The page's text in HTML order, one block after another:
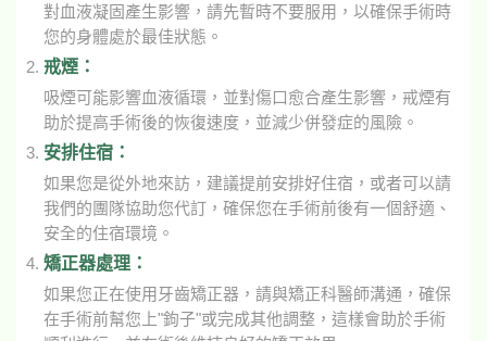
對血液凝固產生影響，請先暫時不要服用，以確保手術時
您的身體處於最佳狀態。
戒煙：
吸煙可能影響血液循環，並對傷口愈合產生影響，戒煙有
助於提高手術後的恢復速度，並減少併發症的風險。
安排住宿：
如果您是從外地來訪，建議提前安排好住宿，或者可以請
我們的團隊協助您代訂，確保您在手術前後有一個舒適、
安全的住宿環境。
矯正器處理：
如果您正在使用牙齒矯正器，請與矯正科醫師溝通，確保
在手術前幫您上"鉤子"或完成其他調整，這樣會助於手術